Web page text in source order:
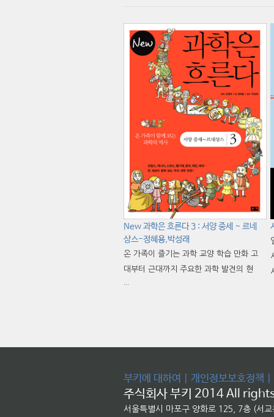
New 과학은 흐른다 3 : 서양 중세 ~ 르네
상스-정혜용,박성래
온 가족이 즐기는 과학 교양 학습 만화 고
대부터 근대까지 주요한 과학 발견의 현
···
부키에 대하여 개인정보보호정책
주식회사 부키 2014 All
서울특별시 마포구 양화로 125, 7층 (서